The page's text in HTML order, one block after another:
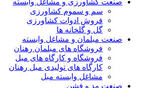
صنعت کشاورزی و مشاغل وابسته
سم و سموم کشاورزی
فروش ادوات کشاورزی
گل و گلخانه ها
صنعت مبلمان و مشاغل وابسته
فروشگاه های مبلمان رهنان
فروشگاه و کارگاه های مبل
کارگاه های تولیدی مبل رهنان
مشاغل وابسته مبل
صنعت مد و فشن